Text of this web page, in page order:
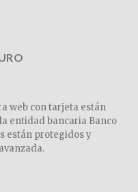
web con tarjeta están
entidad bancaria Banco
están protegidos y